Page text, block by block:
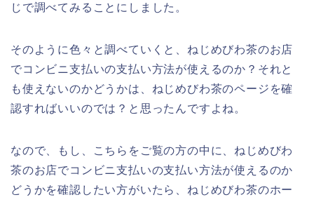
じで調べてみることにしました。
そのように色々と調べていくと、ねじめびわ茶のお店
でコンビニ支払いの支払い方法が使えるのか？それと
も使えないのかどうかは、ねじめびわ茶のページを確
認すればいいのでは？と思ったんですよね。
なので、もし、こちらをご覧の方の中に、ねじめびわ
茶のお店でコンビニ支払いの支払い方法が使えるのか
どうかを確認したい方がいたら、ねじめびわ茶のホー